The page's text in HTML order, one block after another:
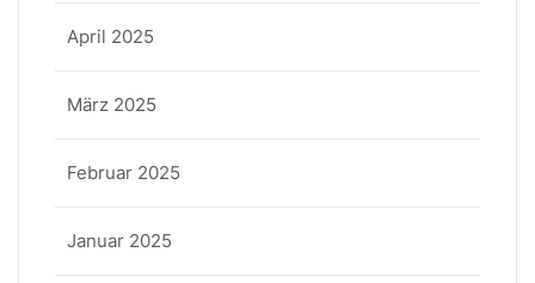
April 2025
März 2025
Februar 2025
Januar 2025